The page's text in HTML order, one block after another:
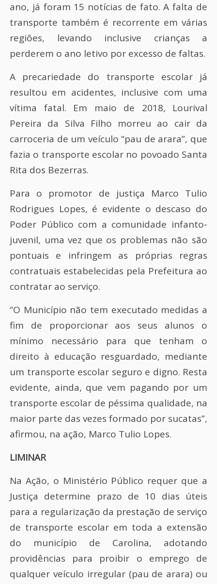
ano, já foram 15 notícias de fato. A falta de
transporte também é recorrente em várias
regiões, levando inclusive crianças a
perderem o ano letivo por excesso de faltas.
A precariedade do transporte escolar já
resultou em acidentes, inclusive com uma
vítima fatal. Em maio de 2018, Lourival
Pereira da Silva Filho morreu ao cair da
carroceria de um veículo “pau de arara”, que
fazia o transporte escolar no povoado Santa
Rita dos Bezerras.
Para o promotor de justiça Marco Tulio
Rodrigues Lopes, é evidente o descaso do
Poder Público com a comunidade infanto-
juvenil, uma vez que os problemas não são
pontuais e infringem as próprias regras
contratuais estabelecidas pela Prefeitura ao
contratar ao serviço.
“O Município não tem executado medidas a
fim de proporcionar aos seus alunos o
mínimo necessário para que tenham o
direito à educação resguardado, mediante
um transporte escolar seguro e digno. Resta
evidente, ainda, que vem pagando por um
transporte escolar de péssima qualidade, na
maior parte das vezes formado por sucatas”,
afirmou, na ação, Marco Tulio Lopes.
LIMINAR
Na Ação, o Ministério Público requer que a
Justiça determine prazo de 10 dias úteis
para a regularização da prestação de serviço
de transporte escolar em toda a extensão
do município de Carolina, adotando
providências para proibir o emprego de
qualquer veículo irregular (pau de arara) ou